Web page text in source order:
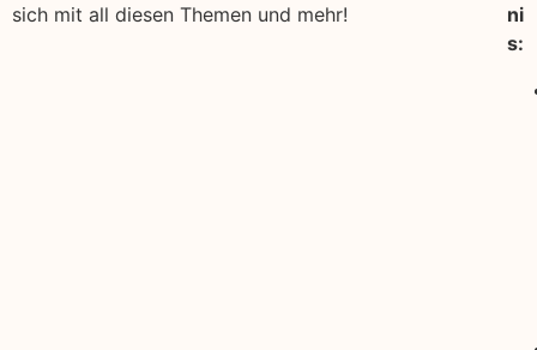
sich mit all diesen Themen und mehr!
ni
s: